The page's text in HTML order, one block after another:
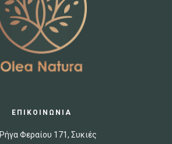
ΕΠΙΚΟΙΝΩΝΙΑ
Ρήγα Φεραίου 171, Συκιές